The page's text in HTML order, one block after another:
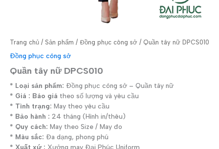
Trang chủ / Sản phẩm / Đồng phục công sở / Quần tây nữ DPCS010
Đồng phục công sở
Quần tây nữ DPCS010
* Loại sản phẩm: Đồng phục công sở – Quần tây nữ
* Giá : Báo giá theo số lượng và yêu cầu
* Tình trạng: May theo yêu cầu
* Bảo hành : 24 tháng (Hình in/thêu)
* Quy cách: May theo Size / May đo
* Màu sắc: Đa dạng, phong phú
* Xuất xứ : Xưởng may Đại Phúc Uniform